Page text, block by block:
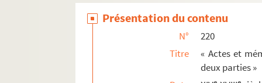
33o. « Verbal de vérification de la
34o. « Relevé des baptêmes, mariages et
35o. « Dénombrement des habitans
221. « Commentaria in universam Aristotelis
Présentation du contenu
N°
220
Titre
« Actes et
deux parties »